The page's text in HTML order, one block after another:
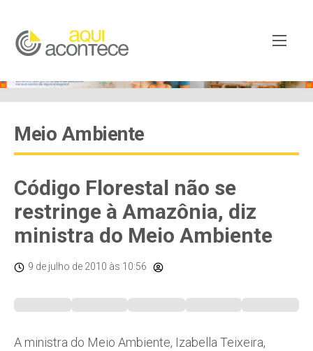
Meio Ambiente
Código Florestal não se
restringe à Amazônia, diz
ministra do Meio Ambiente
9 de julho de 2010 às 10:56
A ministra do Meio Ambiente, Izabella Teixeira,